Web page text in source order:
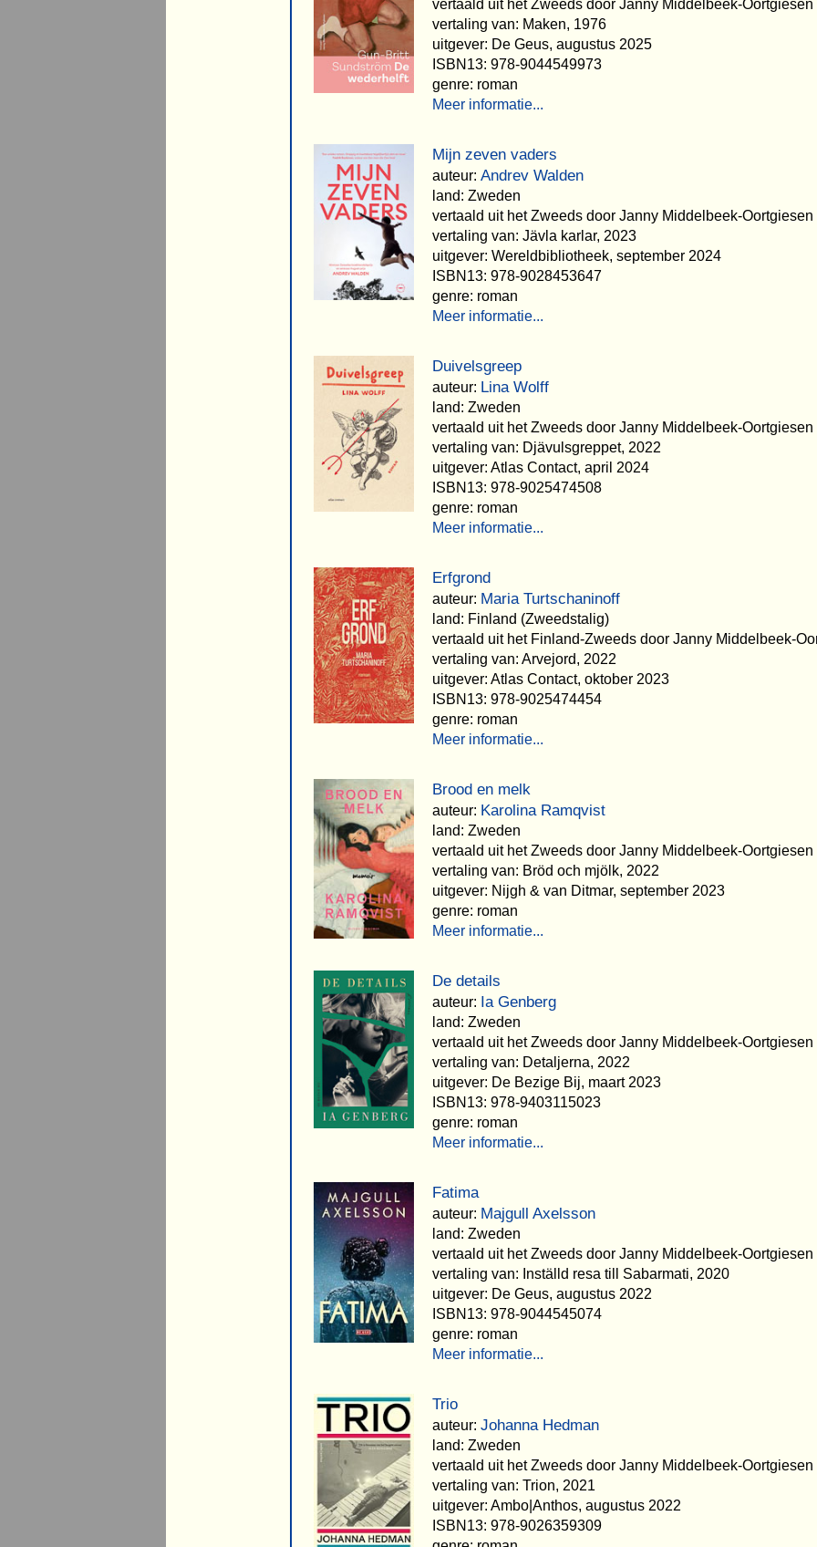
vertaald uit het Zweeds door Janny Middelbeek-Oortgiesen
vertaling van: Maken, 1976
uitgever: De Geus, augustus 2025
ISBN13: 978-9044549973
genre: roman
Meer informatie...
Mijn zeven vaders
auteur: Andrev Walden
land: Zweden
vertaald uit het Zweeds door Janny Middelbeek-Oortgiesen
vertaling van: Jävla karlar, 2023
uitgever: Wereldbibliotheek, september 2024
ISBN13: 978-9028453647
genre: roman
Meer informatie...
Duivelsgreep
auteur: Lina Wolff
land: Zweden
vertaald uit het Zweeds door Janny Middelbeek-Oortgiesen
vertaling van: Djävulsgreppet, 2022
uitgever: Atlas Contact, april 2024
ISBN13: 978-9025474508
genre: roman
Meer informatie...
Erfgrond
auteur: Maria Turtschaninoff
land: Finland (Zweedstalig)
vertaald uit het Finland-Zweeds door Janny Middelbeek-
vertaling van: Arvejord, 2022
uitgever: Atlas Contact, oktober 2023
ISBN13: 978-9025474454
genre: roman
Meer informatie...
Brood en melk
auteur: Karolina Ramqvist
land: Zweden
vertaald uit het Zweeds door Janny Middelbeek-Oortgiesen
vertaling van: Bröd och mjölk, 2022
uitgever: Nijgh & van Ditmar, september 2023
genre: roman
Meer informatie...
De details
auteur: Ia Genberg
land: Zweden
vertaald uit het Zweeds door Janny Middelbeek-Oortgiesen
vertaling van: Detaljerna, 2022
uitgever: De Bezige Bij, maart 2023
ISBN13: 978-9403115023
genre: roman
Meer informatie...
Fatima
auteur: Majgull Axelsson
land: Zweden
vertaald uit het Zweeds door Janny Middelbeek-Oortgiesen
vertaling van: Inställd resa till Sabarmati, 2020
uitgever: De Geus, augustus 2022
ISBN13: 978-9044545074
genre: roman
Meer informatie...
Trio
auteur: Johanna Hedman
land: Zweden
vertaald uit het Zweeds door Janny Middelbeek-Oortgiesen
vertaling van: Trion, 2021
uitgever: Ambo|Anthos, augustus 2022
ISBN13: 978-9026359309